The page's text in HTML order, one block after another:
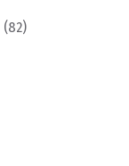
(82)